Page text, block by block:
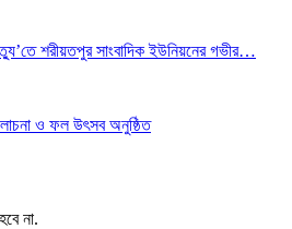
শরীয়তপুর সাংবাদিক ইউনিয়নের গভীর…
ও ফল উৎসব অনুষ্ঠিত
না.